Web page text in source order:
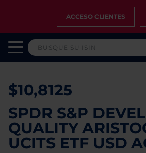
ACCESO CLIENTES
$10,8125
SPDR S&P
QUALITY
UCITS ETF USD